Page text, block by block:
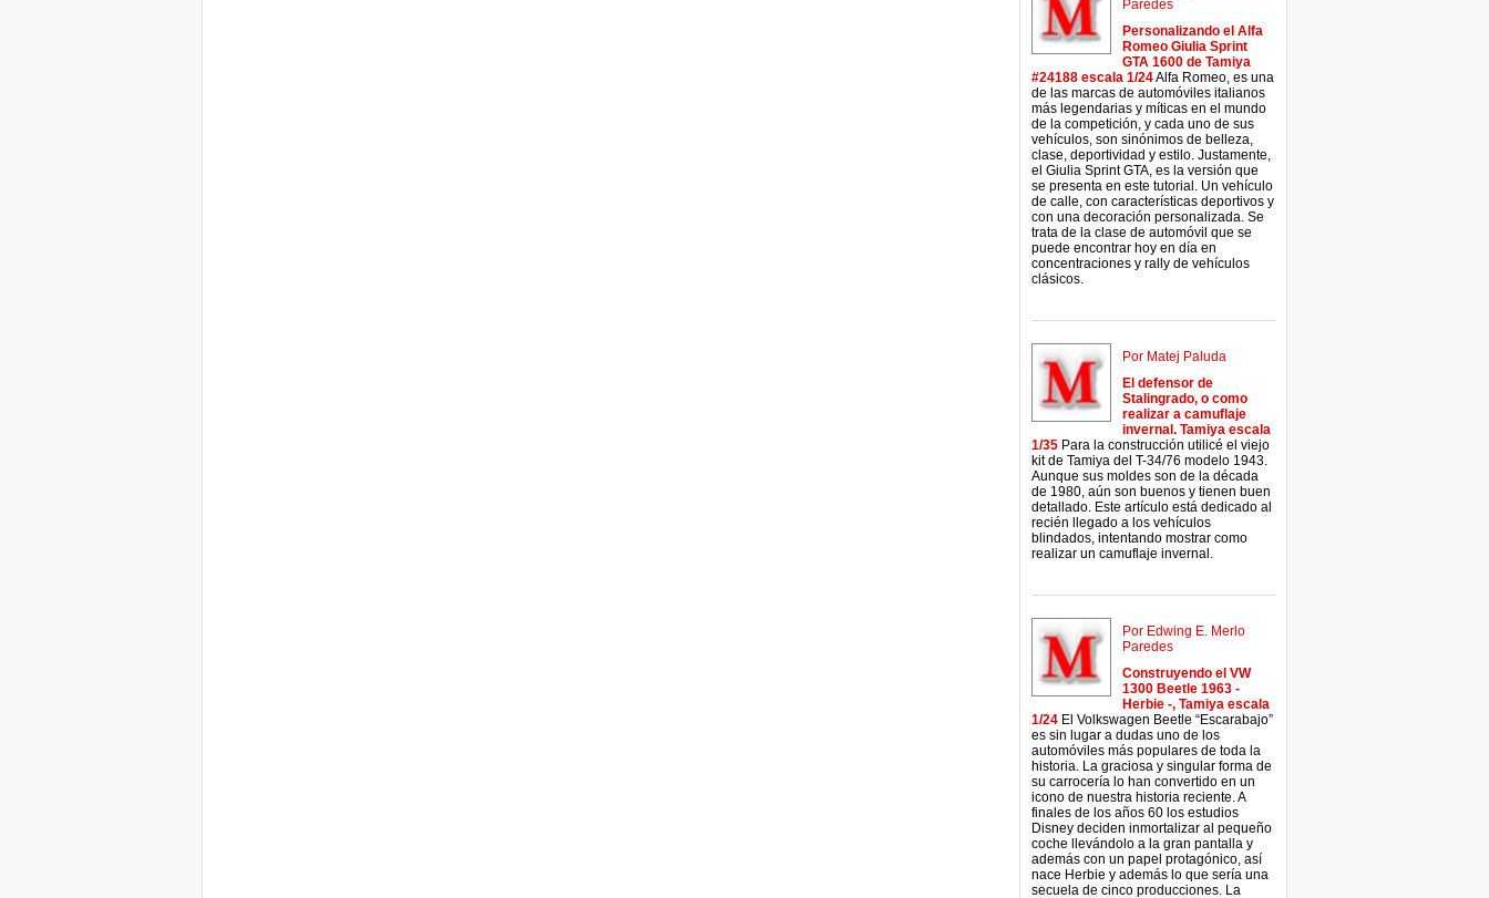
Paredes
Personalizando el Alfa
Romeo Giulia Sprint
GTA 1600 de Tamiya
#24188 escala 1/24Alfa Romeo, es una
de las marcas de automóviles italianos
más legendarias y míticas en el mundo
de la competición, y cada uno de sus
vehículos, son sinónimos de belleza,
clase, deportividad y estilo. Justamente,
el Giulia Sprint GTA, es la versión que
se presenta en este tutorial. Un vehículo
de calle, con características deportivos y
con una decoración personalizada. Se
trata de la clase de automóvil que se
puede encontrar hoy en día en
concentraciones y rally de vehículos
clásicos.
Por Matej Paluda
El defensor de
Stalingrado, o como
realizar a camuflaje
invernal. Tamiya escala
1/35 Para la construcción utilicé el viejo
kit de Tamiya del T-34/76 modelo 1943.
Aunque sus moldes son de la década
de 1980, aún son buenos y tienen buen
detallado. Este artículo está dedicado al
recién llegado a los vehículos
blindados, intentando mostrar como
realizar un camuflaje invernal.
Por Edwing E. Merlo
Paredes
Construyendo el VW
1300 Beetle 1963 -
Herbie -, Tamiya escala
1/24 El Volkswagen Beetle “Escarabajo”
es sin lugar a dudas uno de los
automóviles más populares de toda la
historia. La graciosa y singular forma de
su carrocería lo han convertido en un
icono de nuestra historia reciente. A
finales de los años 60 los estudios
Disney deciden inmortalizar al pequeño
coche llevándolo a la gran pantalla y
además con un papel protagónico, así
nace Herbie y además lo que sería una
secuela de cinco producciones. La